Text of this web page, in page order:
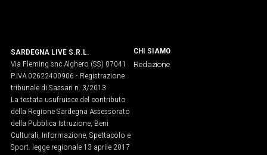
SARDEGNA LIVE S.R.L.
Via Fleming snc Alghero (SS) 07041
P.IVA 02622400906 - Registrazione
tribunale di Sassari n. 3/2013
La testata usufruisce del contributo
della Regione Sardegna Assessorato
della Pubblica Istruzione, Beni
Culturali, Informazione, Spettacolo e
Sport. legge regionale 13 aprile 2017
CHI SIAMO
Redazione